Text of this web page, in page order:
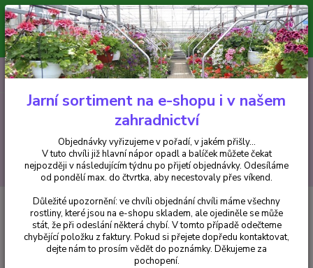
Minimální hodnota pro odeslání z e-shopu je 300 Kč.
V tuto chvíli již hlavní nápor objednávek opadl a balíček můžete čekat
nejpozději v následujícím týdnu po přijetí objednávky. Objednávky
vyřizujeme v pořadí, v jakém přišly...
CZK
Hledat
+420 602 223 614 0ks
za0 Kč
Bylinky a léčivky Satureja hortensis,saturejka zahradní - 105B
Satureja hortensis,saturejka
zahradní - 105B
Jarní sortiment na e-shopu i v našem
zahradnictví
Objednávky vyřizujeme v pořadí, v jakém přišly...
V tuto chvíli již hlavní nápor opadl a balíček můžete čekat
nejpozději v následujícím týdnu po přijetí objednávky. Odesíláme
od pondělí max. do čtvrtka, aby necestovaly přes víkend.
Důležité upozornění: ve chvíli objednání chvíli máme všechny
rostliny, které jsou na e-shopu skladem, ale ojediněle se může
stát, že při odeslání některá chybí. V tomto případě odečteme
chybějící položku z faktury. Pokud si přejete dopředu kontaktovat,
dejte nám to prosím vědět do poznámky. Děkujeme za
pochopení.